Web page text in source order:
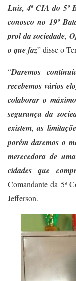
Luis, 4ª CIA do 5º
conosco no 19º
prol da sociedade,
o que faz” disse o
“Daremos
recebemos vários
colaborar o
segurança da
existem, as
porém daremos o
merecedora de
cidades que
Comandante da 5ª
Jefferson.